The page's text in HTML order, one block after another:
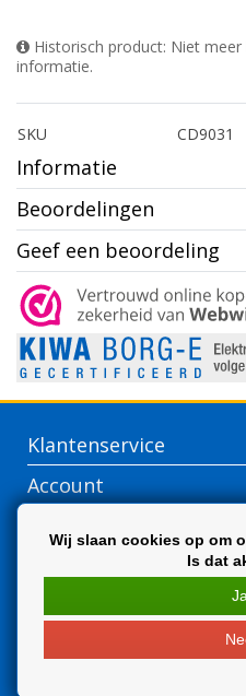
Historisch product: Niet
informatie.
SKU CD9031
Informatie
Beoordelingen
Geef een beoordeling
Klantenservice
Account
Wij slaan cookies op om
Is dat
Ja